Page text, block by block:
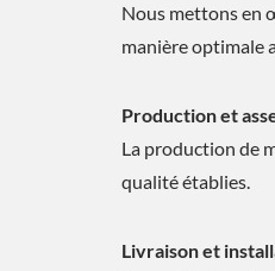
Nous mettons en
manière optimale
Production et
La production de
qualité établies.
Livraison et